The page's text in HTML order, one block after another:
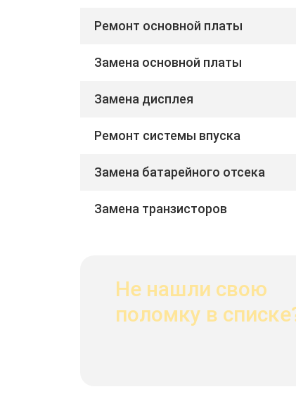
Ремонт основной платы
Замена основной платы
Замена дисплея
Ремонт системы впуска
Замена батарейного отсека
Замена транзисторов
Не нашли свою
поломку в